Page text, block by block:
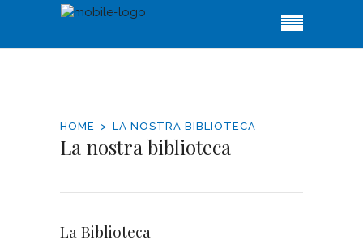
HOME LA NOSTRA BIBLIOTECA
La nostra biblioteca
La Biblioteca